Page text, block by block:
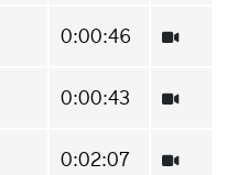
0:00:46
0:00:43
0:02:07